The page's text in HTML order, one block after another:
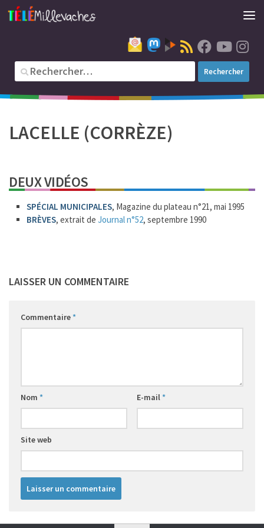
LACELLE (CORRÈZE)
DEUX VIDÉOS
SPÉCIAL MUNICIPALES, Magazine du plateau n°21, mai 1995
BRÈVES, extrait de Journal n°52, septembre 1990
LAISSER UN COMMENTAIRE
Commentaire*
Nom * E-mail*
Site web